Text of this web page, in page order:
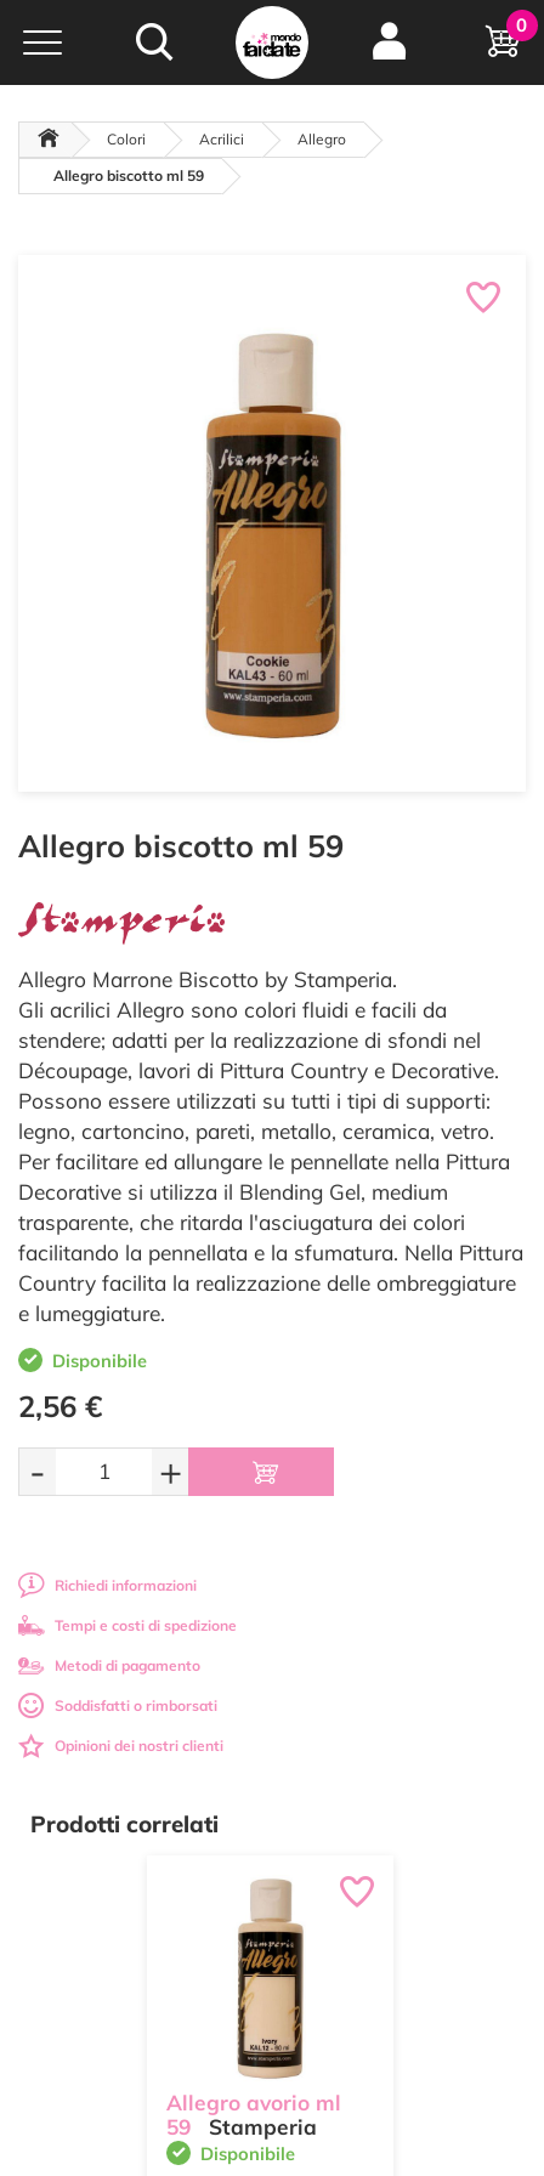
Hobby e
creatività...
oltre 15 anni online
0
Colori Acrilici
Allegro
Allegro biscotto ml 59
Allegro biscotto ml 59
Allegro Marrone Biscotto by Stamperia.
Gli acrilici Allegro sono colori fluidi e facili da
stendere; adatti per la realizzazione di sfondi nel
Découpage, lavori di Pittura Country e Decorative.
Possono essere utilizzati su tutti i tipi di supporti:
legno, cartoncino, pareti, metallo, ceramica, vetro.
Per facilitare ed allungare le pennellate nella Pittura
Decorative si utilizza il Blending Gel, medium
trasparente, che ritarda l'asciugatura dei colori
facilitando la pennellata e la sfumatura. Nella Pittura
Country facilita la realizzazione delle ombreggiature
e lumeggiature.
Disponibile
2,56 €
- +
Richiedi informazioni
Tempi e costi di spedizione
Metodi di pagamento
Soddisfatti o rimborsati
Opinioni dei nostri clienti
Prodotti correlati
Allegro avorio ml
59
Stamperia
Disponibile